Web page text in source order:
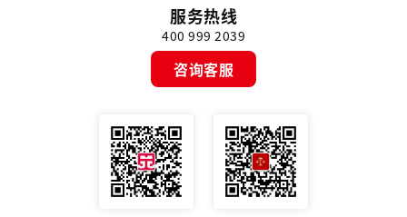
服务热线
400 999 2039
咨询客服